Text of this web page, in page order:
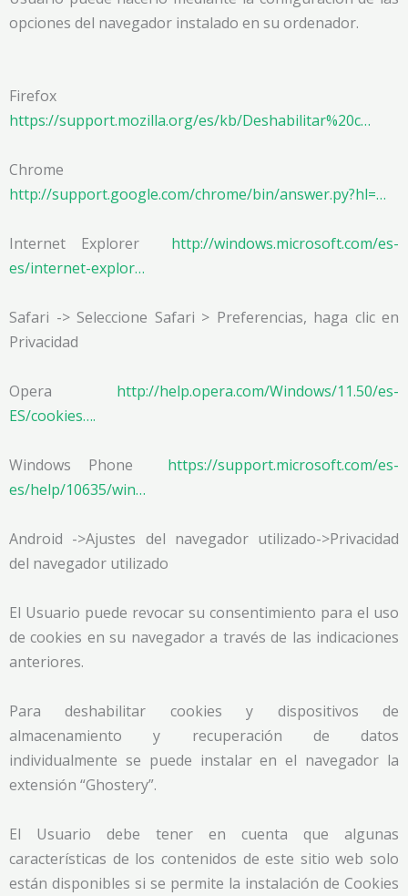
opciones del navegador instalado en su ordenador.
Firefox
https://support.mozilla.org/es/kb/Deshabilitar%20c…
Chrome
http://support.google.com/chrome/bin/answer.py?hl=…
Internet Explorer http://windows.microsoft.com/es-
es/internet-explor…
Safari -> Seleccione Safari > Preferencias, haga clic en
Privacidad
Opera http://help.opera.com/Windows/11.50/es-
ES/cookies….
Windows Phone https://support.microsoft.com/es-
es/help/10635/win…
Android ->Ajustes del navegador utilizado->Privacidad
del navegador utilizado
El Usuario puede revocar su consentimiento para el uso
de cookies en su navegador a través de las indicaciones
anteriores.
Para deshabilitar cookies y dispositivos de
almacenamiento y recuperación de datos
individualmente se puede instalar en el navegador la
extensión “Ghostery”.
El Usuario debe tener en cuenta que algunas
características de los contenidos de este sitio web solo
están disponibles si se permite la instalación de Cookies